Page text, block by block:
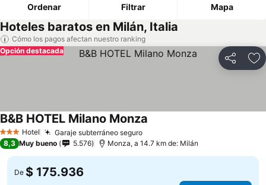
Ordenar Filtrar Mapa
Hoteles baratos en Milán, Italia
Cómo los pagos afectan nuestro ranking
Compartir
Opción destacada
3 Estrellas
Hotel Garaje subterráneo seguro
B&B HOTEL Milano Monza
8,3 Muy bueno 5.576 Monza, a 14.7 km de: Milán
De $ 175.936